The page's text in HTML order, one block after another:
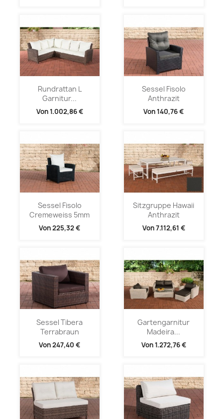
Rundrattan L
Garnitur...
Von1.002,86 €
Sessel Fisolo
Anthrazit
Von140,76 €
Sessel Fisolo
Cremeweiss 5mm
Von225,32 €
Sitzgruppe Hawaii
Anthrazit
Von7.112,61 €
Sessel Tibera
Terrabraun
Von247,40 €
Gartengarnitur
Madeira...
Von1.272,76 €